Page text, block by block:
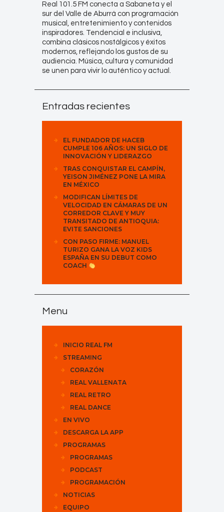
Real 101.5 FM conecta a Sabaneta y el
sur del Valle de Aburrá con programación
musical, entretenimiento y contenidos
inspiradores. Tendencial e inclusiva,
combina clásicos nostálgicos y éxitos
modernos, reflejando los gustos de su
audiencia. Música, cultura y comunidad
se unen para vivir lo auténtico y actual.
Entradas recientes
EL FUNDADOR DE HACEB
CUMPLE 106 AÑOS: UN SIGLO DE
INNOVACIÓN Y LIDERAZGO
TRAS CONQUISTAR EL CAMPÍN,
YEISON JIMÉNEZ PONE LA MIRA
EN MÉXICO
MODIFICAN LÍMITES DE
VELOCIDAD EN CÁMARAS DE UN
CORREDOR CLAVE Y MUY
TRANSITADO DE ANTIOQUIA:
EVITE SANCIONES
CON PASO FIRME: MANUEL
TURIZO GANA LA VOZ KIDS
ESPAÑA EN SU DEBUT COMO
COACH
Menu
INICIO REAL FM
STREAMING
CORAZÓN
REAL VALLENATA
REAL RETRO
REAL DANCE
EN VIVO
DESCARGA LA APP
PROGRAMAS
PROGRAMAS
PODCAST
PROGRAMACIÓN
NOTICIAS
EQUIPO